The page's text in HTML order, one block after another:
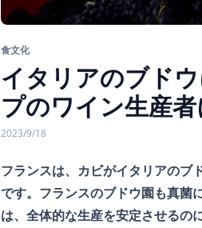
食文化
イタリアのブド
プのワイン生産
2023/9/18
フランスは、カビがイタリアのブ
です。フランスのブドウ園も真菌
は、全体的な生産を安定させるの